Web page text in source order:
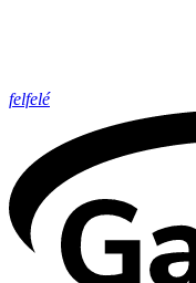
felfelé